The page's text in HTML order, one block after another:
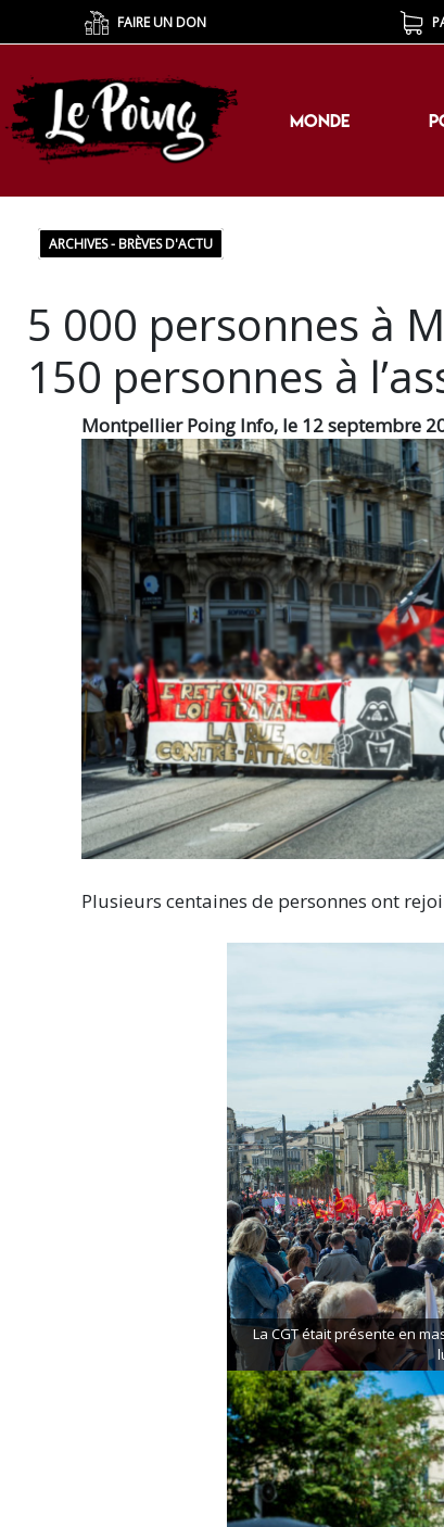
FAIRE UN DON
MONDE
MONDE
ARCHIVES - BRÈVES D'ACTU
5 000 personnes à
150 personnes à
Montpellier Poing Info, le 12 septembre
Plusieurs centaines de personnes ont
La CGT était présente en